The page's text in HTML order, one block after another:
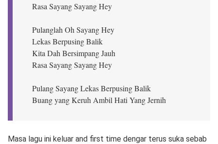
Rasa Sayang Sayang Hey
Pulanglah Oh Sayang Hey
Lekas Berpusing Balik
Kita Dah Bersimpang Jauh
Rasa Sayang Sayang Hey
Pulang Sayang Lekas Berpusing Balik
Buang yang Keruh Ambil Hati Yang Jernih
Masa lagu ini keluar and first time dengar terus suka sebab